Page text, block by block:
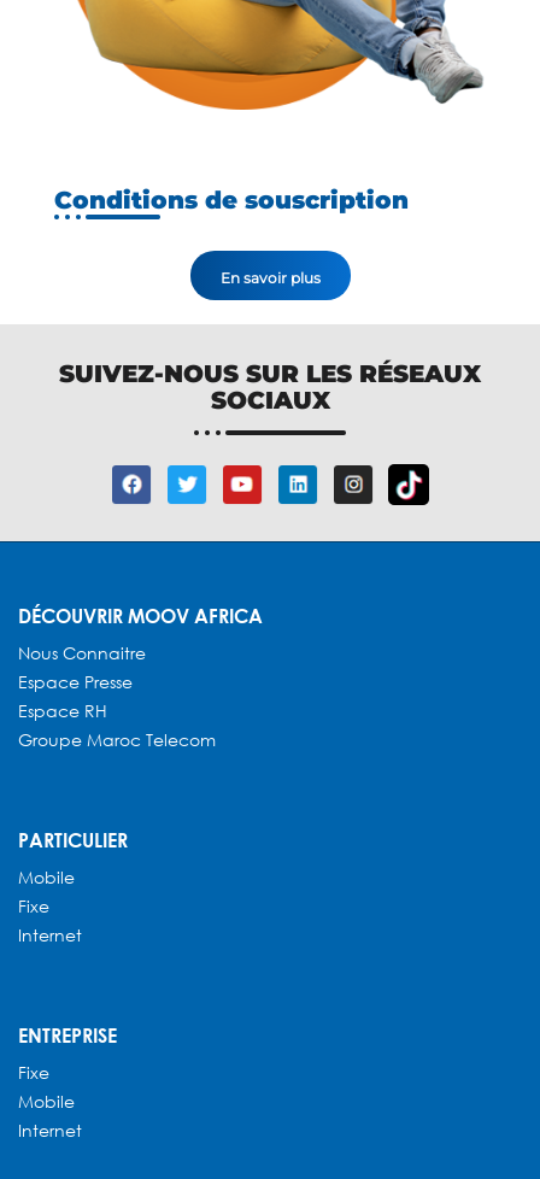
Conditions de souscription
En savoir plus
SUIVEZ-NOUS SUR LES RÉSEAUX
SOCIAUX
DÉCOUVRIR MOOV AFRICA
Nous Connaitre
Espace Presse
Espace RH
Groupe Maroc Telecom
PARTICULIER
Mobile
Fixe
Internet
ENTREPRISE
Fixe
Mobile
Internet